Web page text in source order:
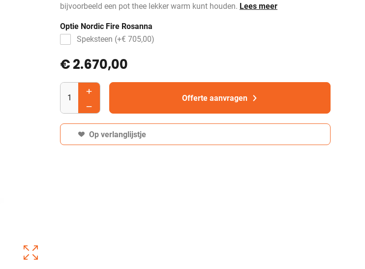
bijvoorbeeld een pot thee lekker warm kunt houden. Lees meer
Optie Nordic Fire Rosanna
Speksteen (+€ 705,00)
€ 2.670,00
Offerte aanvragen
Op verlanglijstje